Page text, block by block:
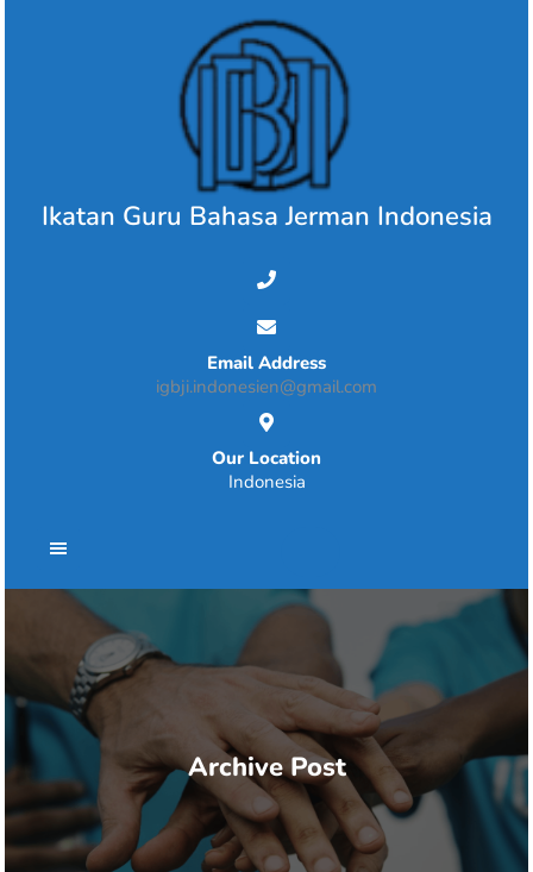
Ikatan Guru Bahasa Jerman Indonesia
Email Address
igbji.indonesien@gmail.com
Our Location
Indonesia
Archive Post